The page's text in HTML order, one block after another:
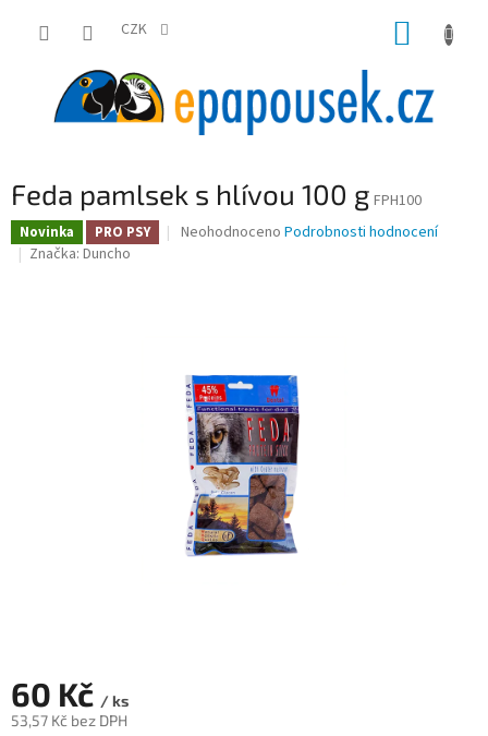
CZK
Feda pamlsek s hlívou 100 g FPH100
Novinka PRO PSY
Průměrné
hvězdiček.
Neohodnoceno Podrobnosti hodnocení
Značka: Duncho
60 Kč / ks
53,57 Kč bez DPH